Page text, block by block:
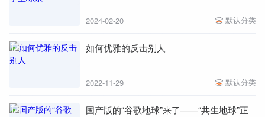
2024-02-20 默认分类
如何优雅的反击别人
2022-11-29 默认分类
国产版的“谷歌地球”来了——“共生地球”正